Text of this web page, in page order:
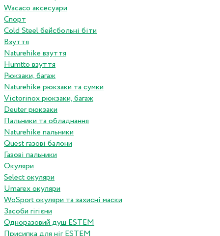
Wacaco аксесуари
Спорт
Cold Steel бейсбольні біти
Взуття
Naturehike взуття
Humtto взуття
Рюкзаки, багаж
Naturehike рюкзаки та сумки
Victorinox рюкзаки, багаж
Deuter рюкзаки
Пальники та обладнання
Naturehike пальники
Quest газові балони
Газові пальники
Окуляри
Select окуляри
Umarex окуляри
WoSport окуляри та захисні маски
Засоби гігієни
Одноразовий душ ESTEM